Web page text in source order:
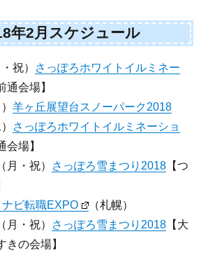
年2月スケジュール
祝） さっぽろホワイトイルミネー
通会場】
羊ヶ丘展望台スノーパーク2018
さっぽろホワイトイルミネーショ
会場】
月・祝） さっぽろ雪まつり2018 【つ
ナビ転職EXPO
（札幌）
月・祝） さっぽろ雪まつり2018 【大
きの会場】